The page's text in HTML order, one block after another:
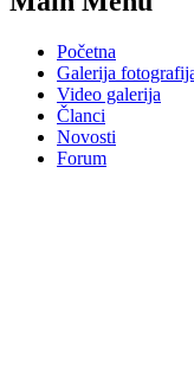
Početna
Galerija
Video galerija
Članci
Novosti
Forum